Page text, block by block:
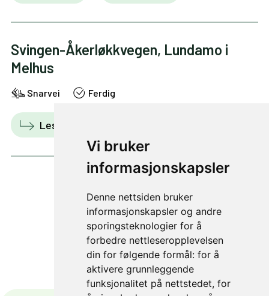
Vi bruker
informasjonskapsler
Denne nettsiden bruker
informasjonskapsler og andre
sporingsteknologier for å
forbedre nettleseropplevelsen
din for følgende formål: for å
aktivere grunnleggende
funksjonalitet på nettstedet, for
Svingen-Åkerløkkvegen, Lundamo i
Melhus
Snarvei Ferdig
Les mer
1 av 33